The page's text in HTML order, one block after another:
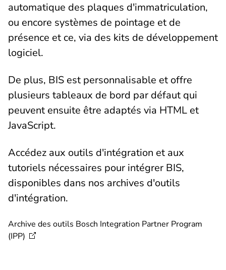
automatique des plaques d'immatriculation,
ou encore systèmes de pointage et de
présence et ce, via des kits de développement
logiciel.
De plus, BIS est personnalisable et offre
plusieurs tableaux de bord par défaut qui
peuvent ensuite être adaptés via HTML et
JavaScript.
Accédez aux outils d'intégration et aux
tutoriels nécessaires pour intégrer BIS,
disponibles dans nos archives d'outils
d'intégration.
Archive des outils Bosch Integration Partner Program
(IPP)